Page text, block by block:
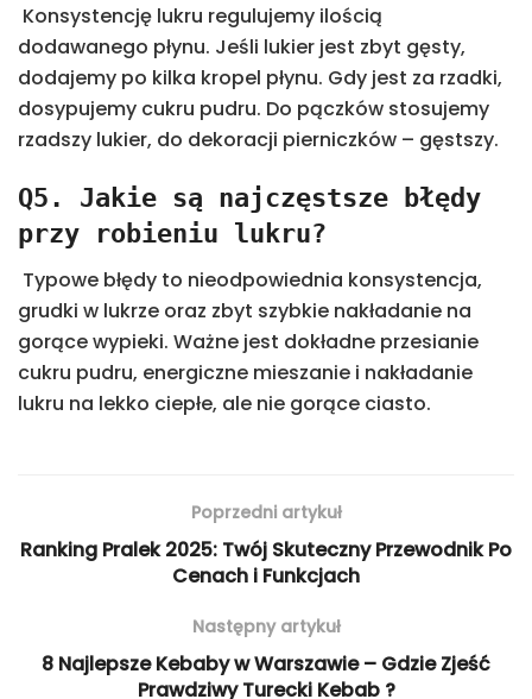
Konsystencję lukru regulujemy ilością
dodawanego płynu. Jeśli lukier jest zbyt gęsty,
dodajemy po kilka kropel płynu. Gdy jest za rzadki,
dosypujemy cukru pudru. Do pączków stosujemy
rzadszy lukier, do dekoracji pierniczków – gęstszy.
Q5. Jakie są najczęstsze błędy
przy robieniu lukru?
Typowe błędy to nieodpowiednia konsystencja,
grudki w lukrze oraz zbyt szybkie nakładanie na
gorące wypieki. Ważne jest dokładne przesianie
cukru pudru, energiczne mieszanie i nakładanie
lukru na lekko ciepłe, ale nie gorące ciasto.
Poprzedni artykuł
Ranking Pralek 2025: Twój Skuteczny Przewodnik Po
Cenach i Funkcjach
Następny artykuł
8 Najlepsze Kebaby w Warszawie – Gdzie Zjeść
Prawdziwy Turecki Kebab ?